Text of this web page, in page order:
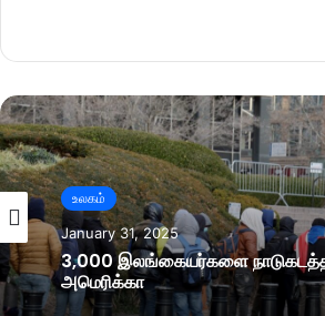
உலகம்
January 31, 2025
3,000 இலங்கையர்களை
அமெரிக்கா